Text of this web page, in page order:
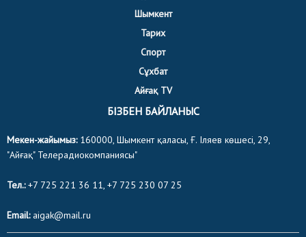
Шымкент
Тарих
Спорт
Сұхбат
Айғақ TV
БІЗБЕН БАЙЛАНЫС
Мекен-жайымыз:160000, Шымкент қаласы, Ғ. Іляев көшесі, 29,
"Айғақ" Телерадиокомпаниясы"
Тел.:+7 725 221 36 11, +7 725 230 07 25
Email:aigak@mail.ru